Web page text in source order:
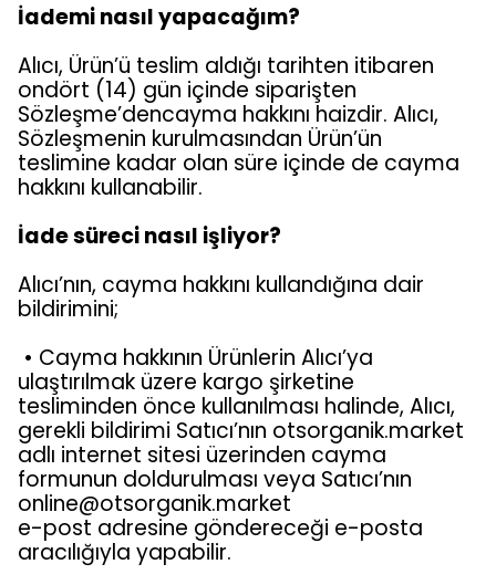
İademi nasıl yapacağım?
Alıcı, Ürün’ü teslim aldığı tarihten itibaren
ondört (14) gün içinde siparişten
Sözleşme’dencayma hakkını haizdir. Alıcı,
Sözleşmenin kurulmasından Ürün’ün
teslimine kadar olan süre içinde de cayma
hakkını kullanabilir.
İade süreci nasıl işliyor?
Alıcı’nın, cayma hakkını kullandığına dair
bildirimini;
• Cayma hakkının Ürünlerin Alıcı’ya
ulaştırılmak üzere kargo şirketine
tesliminden önce kullanılması halinde, Alıcı,
gerekli bildirimi Satıcı’nın otsorganik.market
adlı internet sitesi üzerinden cayma
formunun doldurulması veya Satıcı’nın
online@otsorganik.market
e-post adresine göndereceği e-posta
aracılığıyla yapabilir.